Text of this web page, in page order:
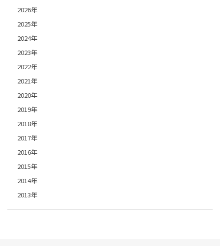
2026年
2025年
2024年
2023年
2022年
2021年
2020年
2019年
2018年
2017年
2016年
2015年
2014年
2013年